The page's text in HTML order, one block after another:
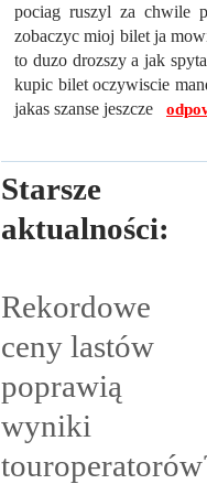
pociag ruszyl za chwile
zobaczyc mioj bilet ja
to duzo drozszy a jak
kupic bilet oczywiscie
jakas szanse jeszcze
Starsze
aktualności:
Rekordowe
ceny lastów
poprawią
wyniki